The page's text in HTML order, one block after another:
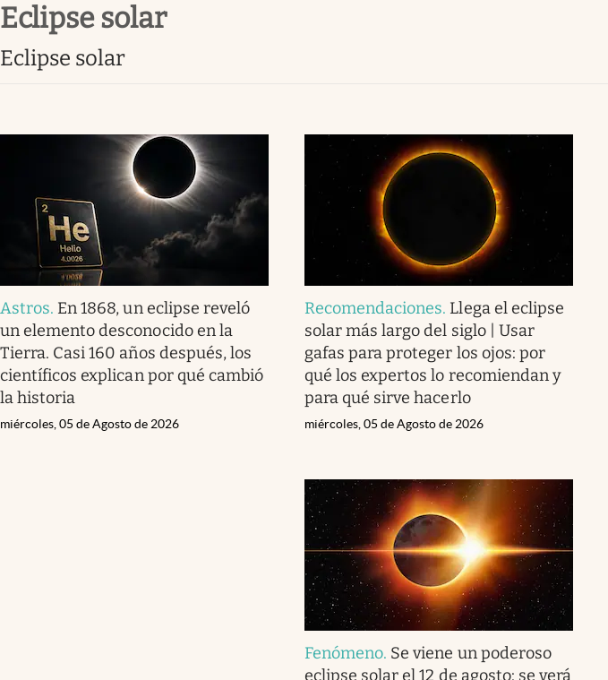
Infotechnology
Eventos Corporativos
Mediakit
abre en nueva pestaña
eclipse solar
eclipse solar
Astros. En 1868, un eclipse reveló
un elemento desconocido en la
Tierra. Casi 160 años después, los
científicos explican por qué cambió
la historia
miércoles, 05 de Agosto de 2026
Recomendaciones. Llega el eclipse
solar más largo del siglo | Usar
gafas para proteger los ojos: por
qué los expertos lo recomiendan y
para qué sirve hacerlo
miércoles, 05 de Agosto de 2026
Fenómeno. Se viene un poderoso
eclipse solar el 12 de agosto: se verá